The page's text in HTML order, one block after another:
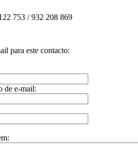
753 / 932 208 869
para este contacto:
de e-mail: